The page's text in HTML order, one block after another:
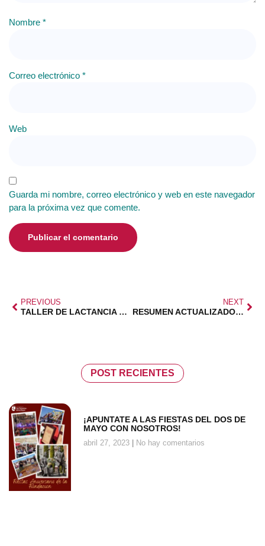
Nombre *
Correo electrónico *
Web
Guarda mi nombre, correo electrónico y web en este navegador
para la próxima vez que comente.
PREVIOUS
TALLER DE LACTANCIA MATERNA
NEXT
RESUMEN ACTUALIZADO LEY DE FAMILIAS
POST RECIENTES
¡APUNTATE A LAS FIESTAS DEL DOS DE
MAYO CON NOSOTROS!
abril 27, 2023 No hay comentarios